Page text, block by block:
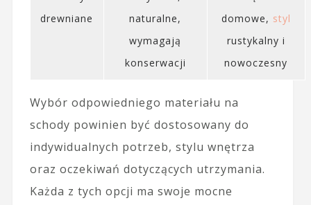
drewniane
naturalne,
wymagają
konserwacji
domowe, styl
rustykalny i
nowoczesny
Wybór odpowiedniego materiału na
schody powinien być dostosowany do
indywidualnych potrzeb, stylu wnętrza
oraz oczekiwań dotyczących utrzymania.
Każda z tych opcji ma swoje mocne